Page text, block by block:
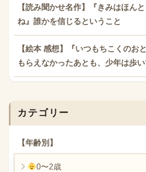
【読み聞かせ名作】『きみはほん
ね』誰かを信じるということ
【絵本 感想】『いつもちこくのお
もらえなかったあとも、少年は歩い
カテゴリー
【年齢別】
0〜2歳